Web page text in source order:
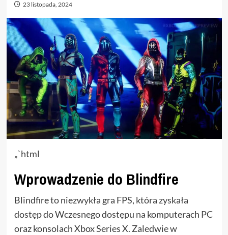
23 listopada, 2024
„`html
Wprowadzenie do Blindfire
Blindfire to niezwykła gra FPS, która zyskała
dostęp do Wczesnego dostępu na komputerach PC
oraz konsolach Xbox Series X. Zaledwie w